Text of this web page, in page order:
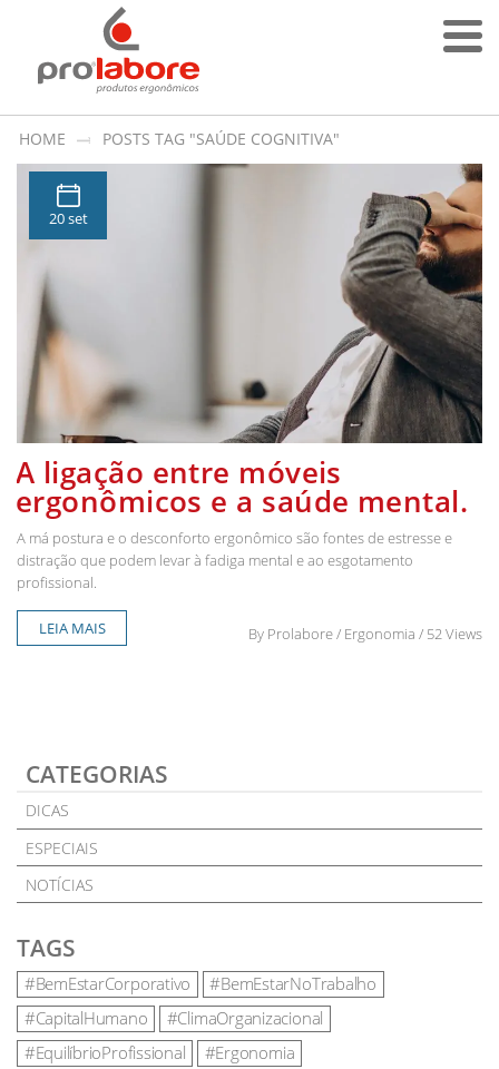
HOME POSTS TAG "SAÚDE COGNITIVA"
20 set
A ligação entre móveis
ergonômicos e a saúde mental.
A má postura e o desconforto ergonômico são fontes de estresse e
distração que podem levar à fadiga mental e ao esgotamento
profissional.
LEIA MAIS By Prolabore/ Ergonomia / 52 Views
CATEGORIAS
DICAS
ESPECIAIS
NOTÍCIAS
TAGS
#BemEstarCorporativo
#BemEstarNoTrabalho
#CapitalHumano
#ClimaOrganizacional
#EquilíbrioProfissional
#Ergonomia